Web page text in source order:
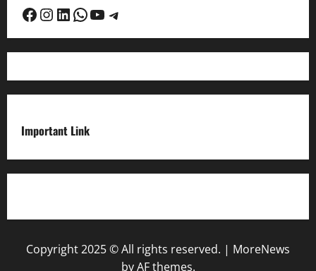
Facebook
Instagram
LinkedIn
WhatsApp
YouTube
Telegram
Important Link
Copyright 2025 © All rights reserved. | MoreNews
by AF themes.